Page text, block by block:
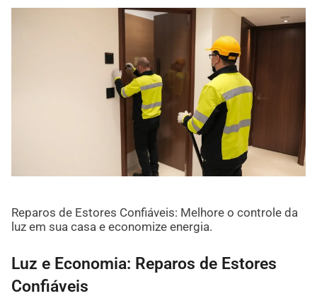
Reparos de Estores Confiáveis: Melhore o controle da
luz em sua casa e economize energia.
Luz e Economia: Reparos de Estores
Confiáveis